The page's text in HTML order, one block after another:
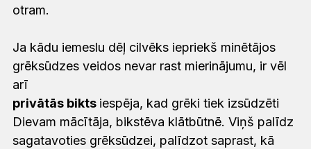
otram.
Ja kādu iemeslu dēļ cilvēks iepriekš minētājos
grēksūdzes veidos nevar rast mierinājumu, ir vēl
arī
privātās bikts iespēja, kad grēki tiek izsūdzēti
Dievam mācītāja, bikstēva klātbūtnē. Viņš palīdz
sagatavoties grēksūdzei, palīdzot saprast, kā